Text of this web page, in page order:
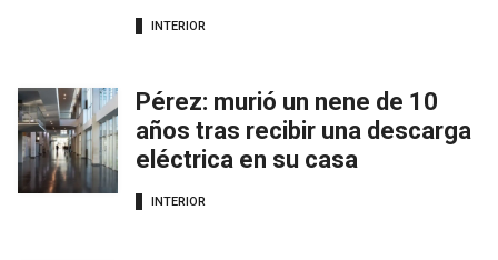
INTERIOR
Pérez: murió un nene de 10
años tras recibir una descarga
eléctrica en su casa
INTERIOR